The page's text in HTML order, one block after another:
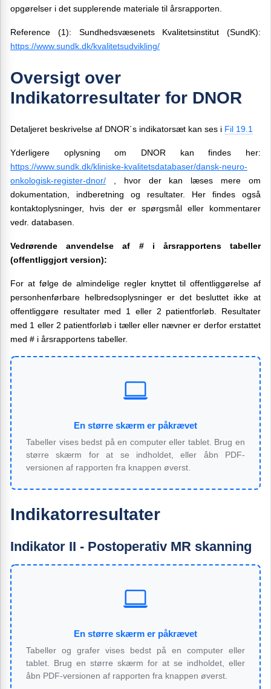
opgørelser i det supplerende materiale til årsrapporten.
Reference (1): Sundhedsvæsenets Kvalitetsinstitut (SundK):
https://www.sundk.dk/kvalitetsudvikling/
Oversigt over
Indikatorresultater for DNOR
Detaljeret beskrivelse af DNOR´s indikatorsæt kan ses i Fil 19.1
Yderligere oplysning om DNOR kan findes her:
https://www.sundk.dk/kliniske-kvalitetsdatabaser/dansk-neuro-
onkologisk-register-dnor/ , hvor der kan læses mere om
dokumentation, indberetning og resultater. Her findes også
kontaktoplysninger, hvis der er spørgsmål eller kommentarer
vedr. databasen.
Vedrørende anvendelse af # i årsrapportens tabeller
(offentliggjort version):
For at følge de almindelige regler knyttet til offentliggørelse af
personhenførbare helbredsoplysninger er det besluttet ikke at
offentliggøre resultater med 1 eller 2 patientforløb. Resultater
med 1 eller 2 patientforløb i tæller eller nævner er derfor erstattet
med # i årsrapportens tabeller.
En større skærm er påkrævet
Tabeller vises bedst på en computer eller tablet. Brug en
større skærm for at se indholdet, eller åbn PDF-
versionen af rapporten fra knappen øverst.
Indikatorresultater
Indikator II - Postoperativ MR skanning
En større skærm er påkrævet
Tabeller og grafer vises bedst på en computer eller
tablet. Brug en større skærm for at se indholdet, eller
åbn PDF-versionen af rapporten fra knappen øverst.